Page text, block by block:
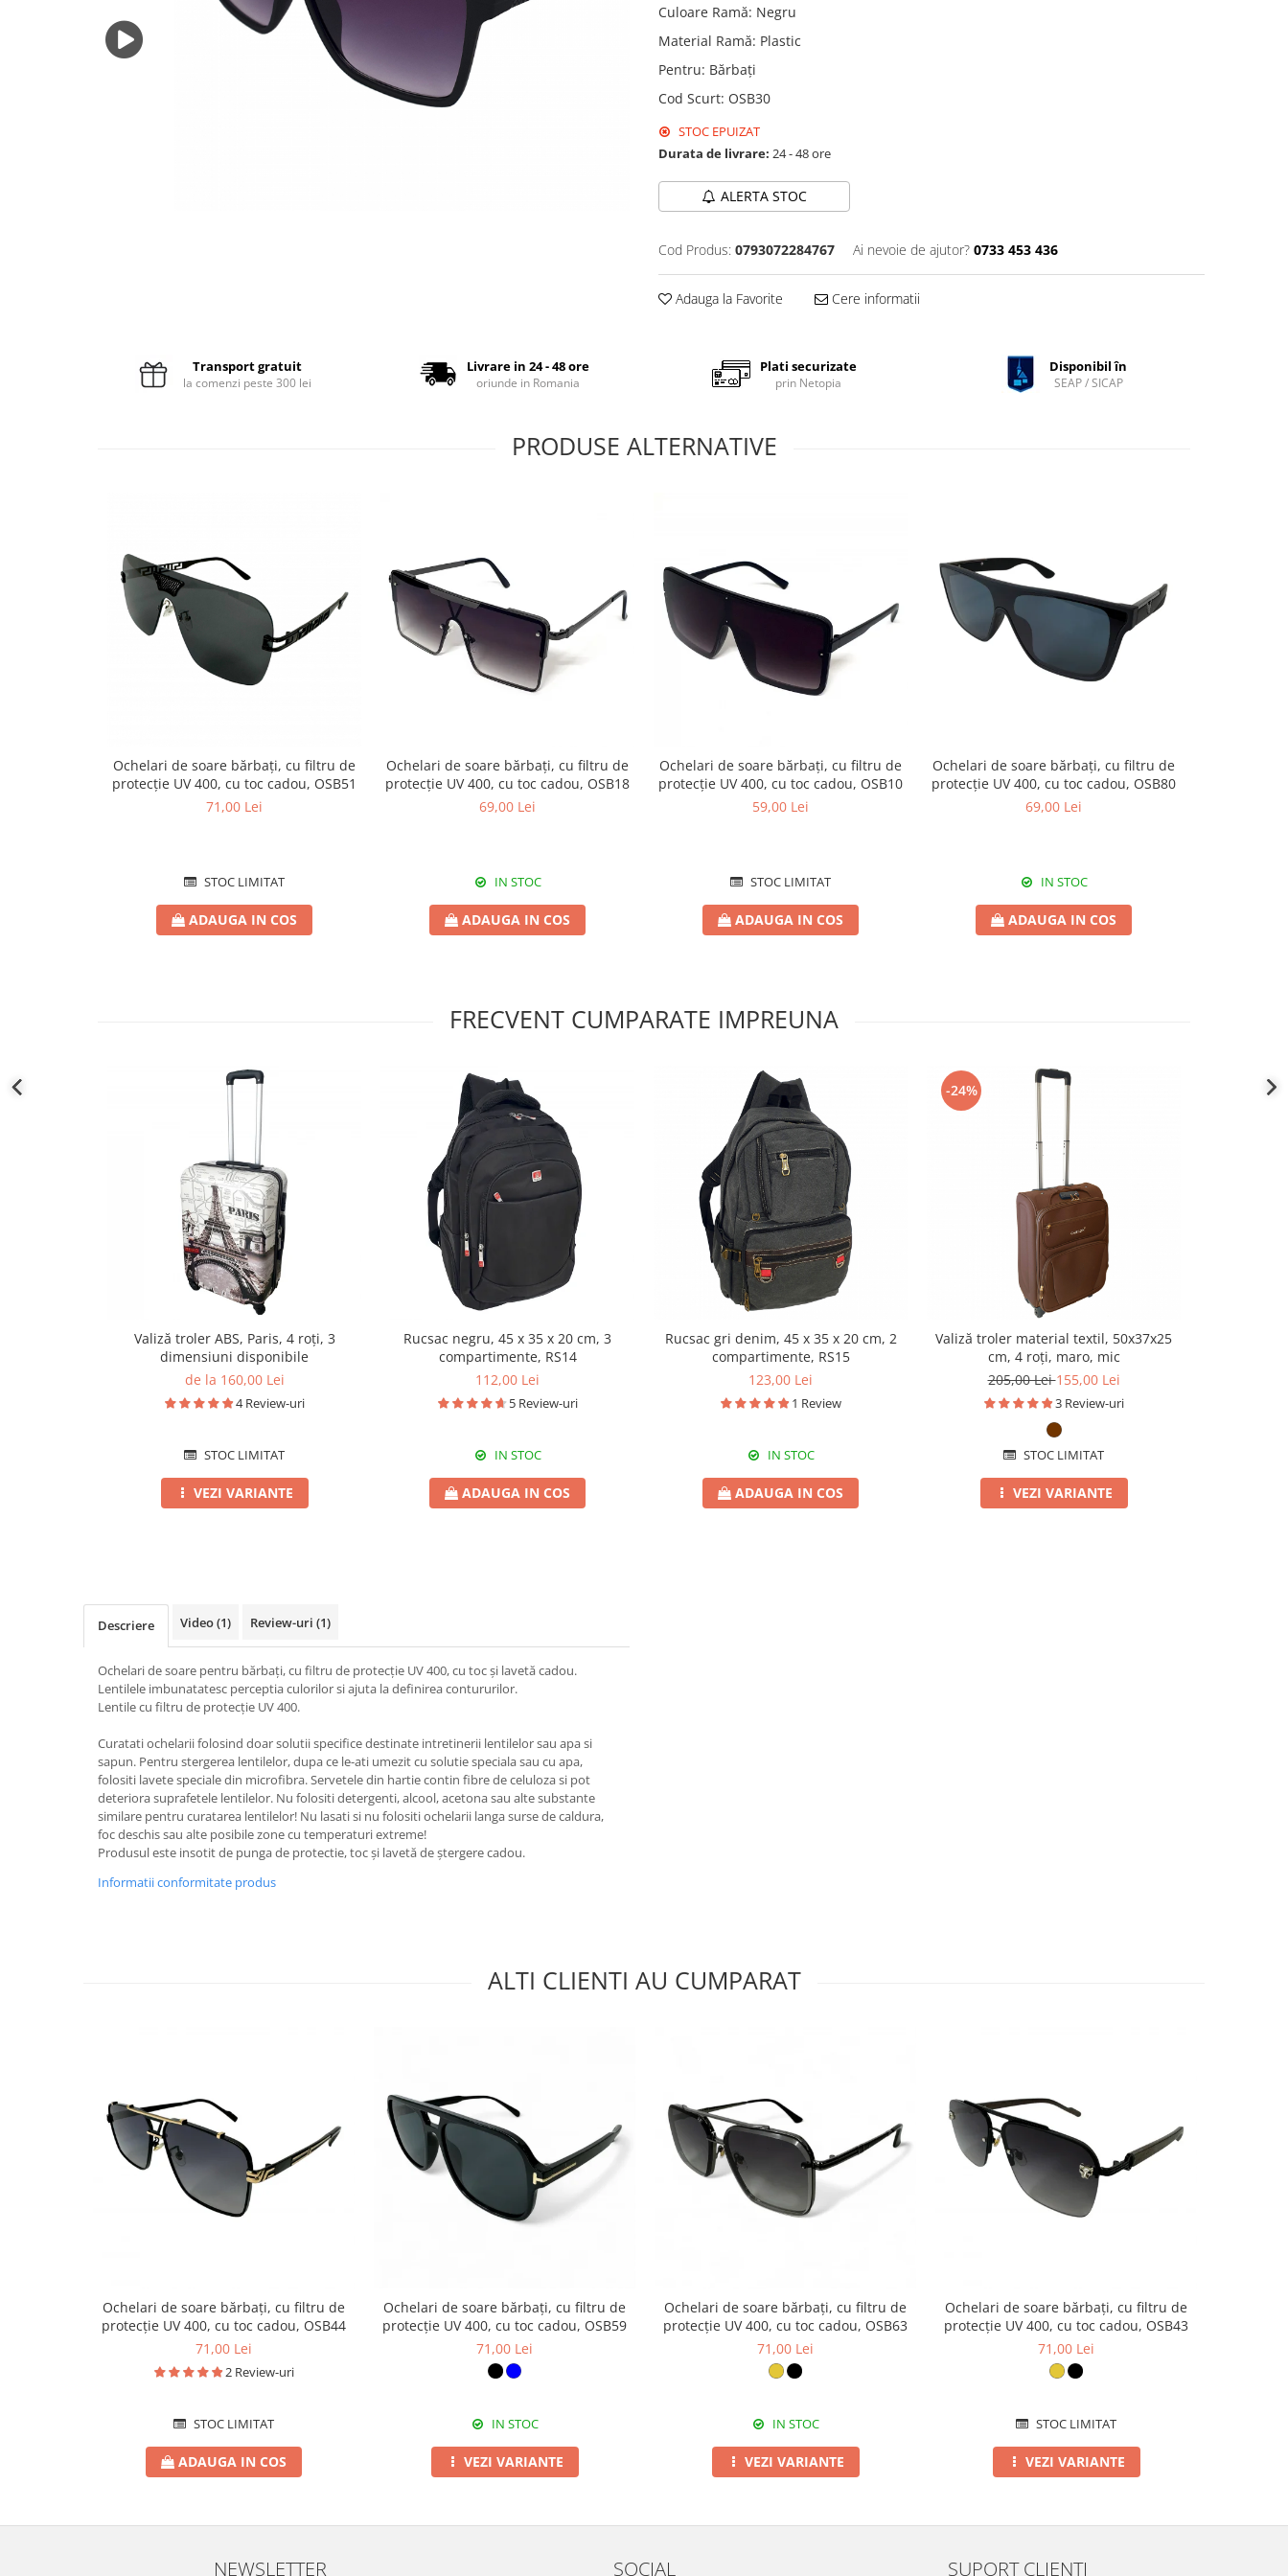
Pilote cu blăniță
Culoare Ramă: Negru
Material Ramă: Plastic
Pentru: Bărbați
Cod Scurt: OSB30
STOC EPUIZAT
Durata de livrare: 24 - 48 ore
ALERTA STOC
Cod Produs: 0793072284767 Ai nevoie de ajutor? 0733 453 436
Adauga la Favorite Cere informatii
Transport gratuit
la comenzi peste 300 lei
Livrare in 24 - 48 ore
oriunde in Romania
Plati securizate
prin Netopia
Disponibil în
SEAP / SICAP
PRODUSE ALTERNATIVE
Ochelari de soare bărbați, cu filtru de
protecție UV 400, cu toc cadou, OSB51
71,00 Lei
STOC LIMITAT
ADAUGA IN COS
Ochelari de soare bărbați, cu filtru de
protecție UV 400, cu toc cadou, OSB18
69,00 Lei
IN STOC
ADAUGA IN COS
Ochelari de soare bărbați, cu filtru de
protecție UV 400, cu toc cadou, OSB10
59,00 Lei
STOC LIMITAT
ADAUGA IN COS
Ochelari de soare bărbați, cu filtru de
protecție UV 400, cu toc cadou, OSB80
69,00 Lei
IN STOC
ADAUGA IN COS
FRECVENT CUMPARATE IMPREUNA
Valiză troler ABS, Paris, 4 roți, 3
dimensiuni disponibile
de la 160,00 Lei
4 Review-uri
STOC LIMITAT
VEZI VARIANTE
Rucsac negru, 45 x 35 x 20 cm, 3
compartimente, RS14
112,00 Lei
5 Review-uri
IN STOC
ADAUGA IN COS
Rucsac gri denim, 45 x 35 x 20 cm, 2
compartimente, RS15
123,00 Lei
1 Review
IN STOC
ADAUGA IN COS
-24%
Valiză troler material textil, 50x37x25
cm, 4 roți, maro, mic
205,00 Lei155,00 Lei
3 Review-uri
STOC LIMITAT
VEZI VARIANTE
Descriere Video(1) Review-uri (1)
Ochelari de soare pentru bărbați, cu filtru de protecție UV 400, cu toc și lavetă cadou.
Lentilele imbunatatesc perceptia culorilor si ajuta la definirea contururilor.
Lentile cu filtru de protecție UV 400.
Curatati ochelarii folosind doar solutii specifice destinate intretinerii lentilelor sau apa si
sapun. Pentru stergerea lentilelor, dupa ce le-ati umezit cu solutie speciala sau cu apa,
folositi lavete speciale din microfibra. Servetele din hartie contin fibre de celuloza si pot
deteriora suprafetele lentilelor. Nu folositi detergenti, alcool, acetona sau alte substante
similare pentru curatarea lentilelor! Nu lasati si nu folositi ochelarii langa surse de caldura,
foc deschis sau alte posibile zone cu temperaturi extreme!
Produsul este insotit de punga de protectie, toc și lavetă de ștergere cadou.
Informatii conformitate produs
ALTI CLIENTI AU CUMPARAT
Ochelari de soare bărbați, cu filtru de
protecție UV 400, cu toc cadou, OSB44
71,00 Lei
2 Review-uri
STOC LIMITAT
ADAUGA IN COS
Ochelari de soare bărbați, cu filtru de
protecție UV 400, cu toc cadou, OSB59
71,00 Lei
IN STOC
VEZI VARIANTE
Ochelari de soare bărbați, cu filtru de
protecție UV 400, cu toc cadou, OSB63
71,00 Lei
IN STOC
VEZI VARIANTE
Ochelari de soare bărbați, cu filtru de
protecție UV 400, cu toc cadou, OSB43
71,00 Lei
STOC LIMITAT
VEZI VARIANTE
NEWSLETTER SOCIAL SUPORT CLIENTI